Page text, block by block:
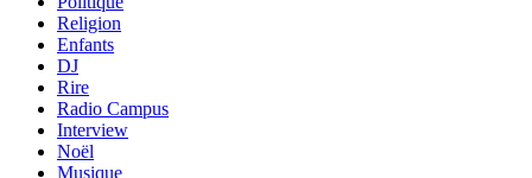
Religion
Enfants
DJ
Rire
Radio Campus
Interview
Noël
Musique